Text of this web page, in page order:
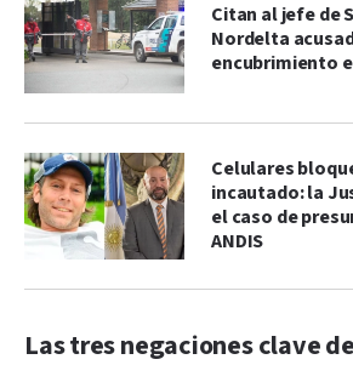
Citan al jefe de
Nordelta
encubrimiento
Celulares
incautado: la
el caso de
ANDIS
Las tres negaciones clave